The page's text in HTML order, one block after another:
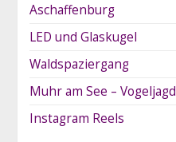
Aschaffenburg
LED und Glaskugel
Waldspaziergang
Muhr am See – Vogeljagd
Instagram Reels